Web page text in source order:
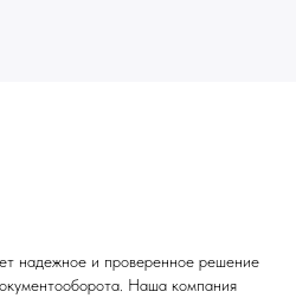
надежное и проверенное решение
Наша компания